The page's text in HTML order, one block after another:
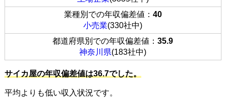
業種別での年収偏差値： 40
小売業(330社中)
都道府県別での年収偏差値：35.9
神奈川県(183社中)
サイカ屋の年収偏差値は36.7でした。
平均よりも低い収入状況です。